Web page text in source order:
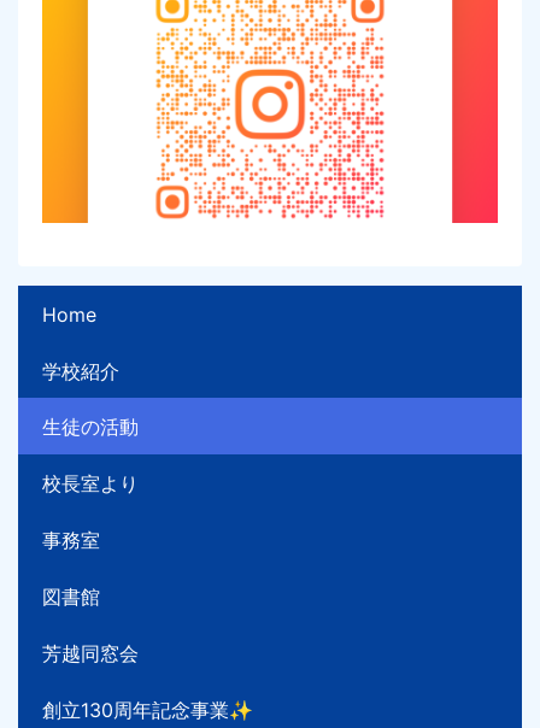
Home
学校紹介
生徒の活動
校長室より
事務室
図書館
芳越同窓会
創立130周年記念事業✨